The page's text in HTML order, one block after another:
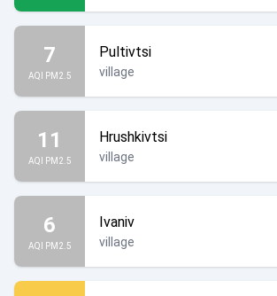
7
AQI PM2.5
Pultivtsi
village
11
AQI PM2.5
Hrushkivtsi
village
6
AQI PM2.5
Ivaniv
village